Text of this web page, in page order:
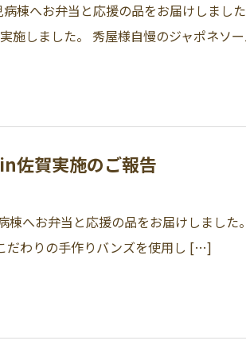
棟へお弁当と応援の品をお届けしまし
施しました。 秀屋様自慢のジャポネソ
佐賀実施のご報告
へお弁当と応援の品をお届けしまし
だわりの手作りバンズを使用し […]